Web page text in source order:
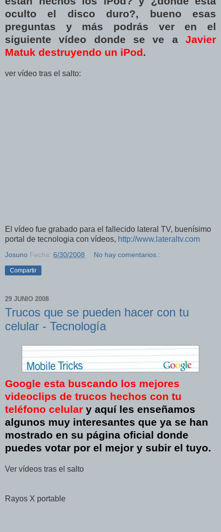
oculto el disco duro?, bueno esas
preguntas y más podrás ver en el
siguiente vídeo donde se ve a Javier
Matuk destruyendo un iPod.
ver vídeo tras el salto:
El vídeo fue grabado para el fallecido lateral TV, buenísimo
portal de tecnologia con vídeos, http://www.lateraltv.com
Josuno Fecha: 6/30/2008 No hay comentarios.:
Compartir
29 JUNIO 2008
Trucos que se pueden hacer con tu
celular - Tecnología
Google esta buscando los mejores
videoclips de trucos hechos con tu
teléfono celular y aquí les enseñamos
algunos muy interesantes que ya se han
mostrado en su página oficial donde
puedes votar por el mejor y subir el tuyo.
Ver vídeos tras el salto
Rayos X portable